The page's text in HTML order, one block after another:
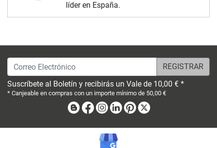
líder en España.
Correo Electrónico
Suscríbete al Boletín y recibirás un Vale de 10,00 € *
* Canjeable en compras con un importe mínimo de 50,00 €
BlogFacebook
Instagram
LinkedinPinterest